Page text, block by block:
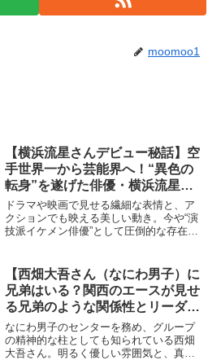
moomoo1
【横浜流星さんデビュー秘話】空
手世界一から芸能界へ！“異色の
転身”を遂げた俳優・横浜流星の
知られざる原点
ドラマや映画で見せる繊細な表情と、ア
クションでも映える美しい動き。今や“演
技派イケメン俳優”として圧倒的な存在感
デビューのきっかけと、ストイックな努
力の積み重ねがありま...
【西畑大吾さん（なにわ男子）に
兄弟はいる？関西のエースが見せ
る兄弟のような関係性とリーダー
的魅力に迫る】
なにわ男子のセンターを務め、グループ
の精神的な柱としても知られている西畑
大吾さん。明るく優しい雰囲気と、真面